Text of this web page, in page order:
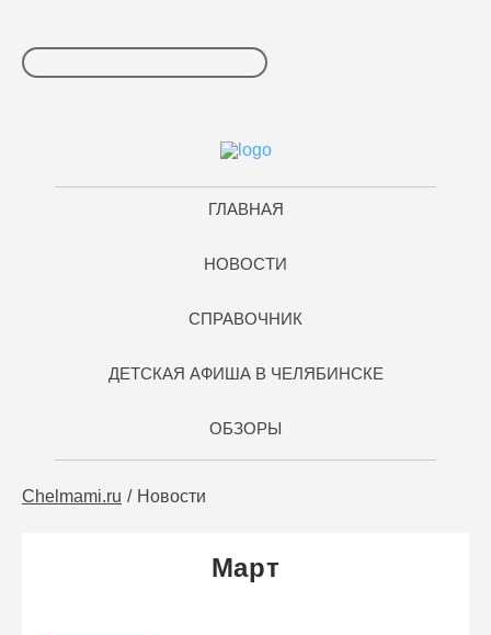
ГЛАВНАЯ
НОВОСТИ
СПРАВОЧНИК
ДЕТСКАЯ АФИША В ЧЕЛЯБИНСКЕ
ОБЗОРЫ
Chelmami.ru Новости
Март